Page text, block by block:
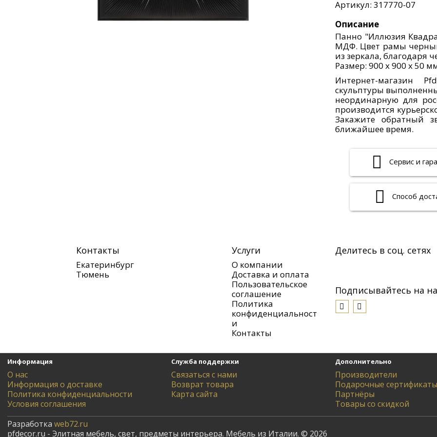
Артикул: 317770-07
Описание
Панно "Иллюзия
МДФ. Цвет рамы
из зеркала, благодаря
Размер: 900 х 900 х 50
Интернет-магазин
скульптуры
неординарную для
производится
Закажите обратный
ближайшее время.
Сервис и
Способ
Контакты
Екатеринбург
Тюмень
Услуги
О компании
Доставка и оплата
Пользовательское
соглашение
Политика
конфиденциальност
и
Контакты
Делитесь в соц. сетях
Подписывайтесь на
Информация
О нас
Информация о доставке
Политика конфиденциальности
Условия соглашения
Служба поддержки
Связаться с нами
Возврат товара
Карта сайта
Дополнительно
Производители
Подарочные сертификаты
Партнёры
Товары со скидкой
Разработка web72.ru
pfdecor.ru - Элитная мебель, свет, предметы интерьера. Мебель из Италии. © 2026